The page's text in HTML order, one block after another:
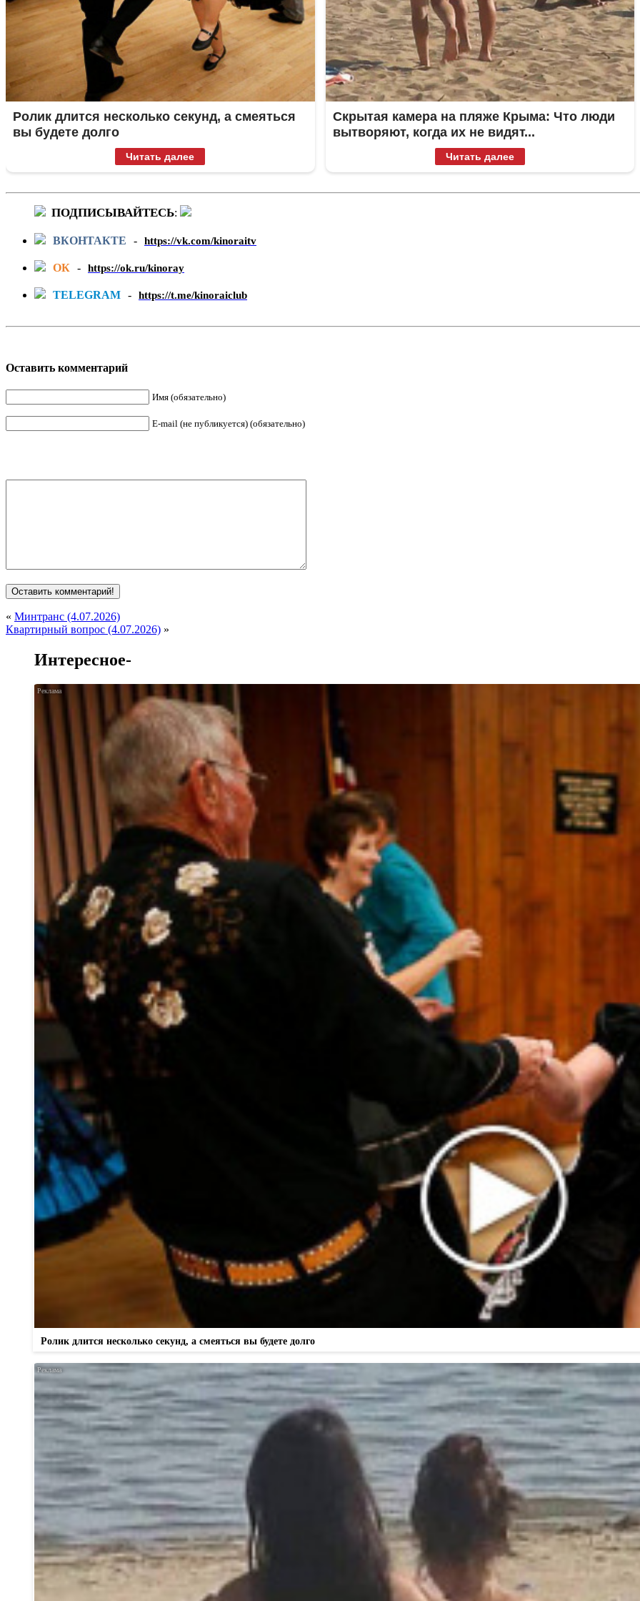
Ролик длится несколько секунд, а смеяться
вы будете долго
Читать далее
Скрытая камера на пляже Крыма: Что люди
вытворяют, когда их не видят...
Читать далее
ПОДПИСЫВАЙТЕСЬ:
ВКОНТАКТЕ - https://vk.com/kinoraitv
ОК - https://ok.ru/kinoray
TELEGRAM - https://t.me/kinoraiclub
Оставить комментарий
Имя (обязательно)
E-mail (не публикуется) (обязательно)
« Минтранс (4.07.2026)
Квартирный вопрос (4.07.2026) »
Интересное-
Ролик длится несколько секунд, а смеяться вы будете долго